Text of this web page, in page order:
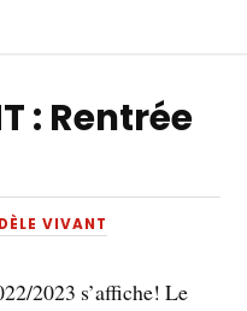
: Rentrée
VIVANT
2023 s’affiche! Le